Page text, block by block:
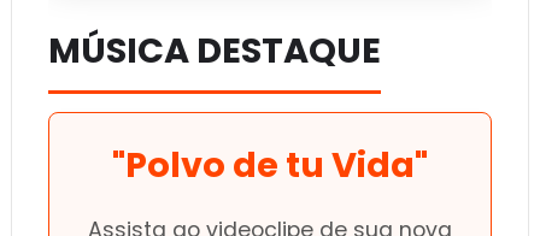
MÚSICA DESTAQUE
"Polvo de tu Vida"